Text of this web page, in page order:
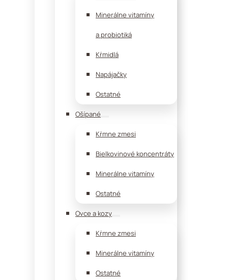
Minerálne vitamíny
a probiotiká
Kŕmidlá
Napájačky
Ostatné
Ošípané
Kŕmne zmesi
Bielkovinové koncentráty
Minerálne vitamíny
Ostatné
Ovce a kozy
Kŕmne zmesi
Minerálne vitamíny
Ostatné